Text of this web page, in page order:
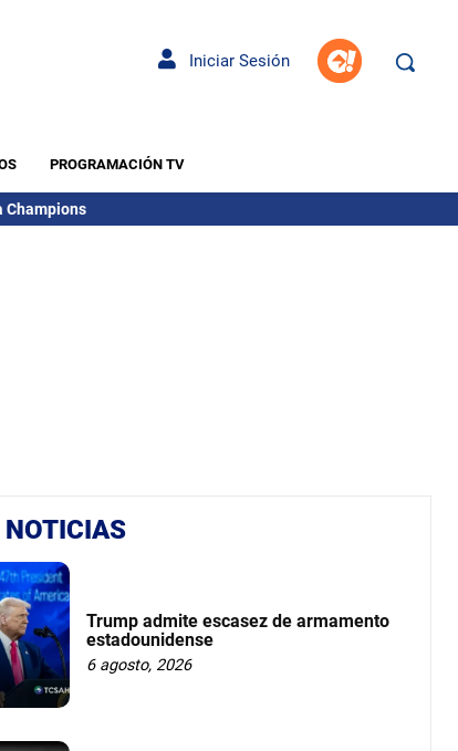
Iniciar Sesión
PROGRAMACIÓN TV
Champions
Trump admite escasez de armamento
estadounidense
6 agosto, 2026